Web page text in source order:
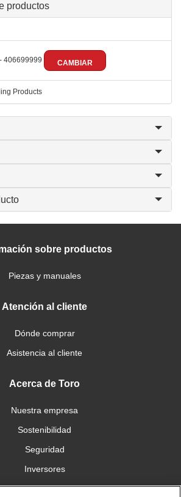
productos
406699999 CAMBIAR
Products
sobre productos
Piezas y manuales
Atención al cliente
Dónde comprar
Asistencia al cliente
Acerca de Toro
Nuestra empresa
Sostenibilidad
Seguridad
Inversores
Trabajo